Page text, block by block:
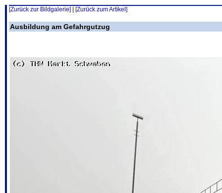
[Zurück zur Bildgalerie] [Zurück zum Artikel]
Ausbildung am Gefahrgutzug